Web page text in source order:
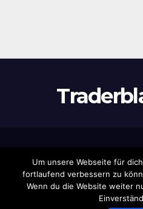
Eintrag
Um unsere Webseite für
fortlaufend verbessern zu
Wenn du die Website weiter